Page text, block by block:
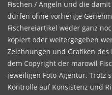
Fischen / Angeln und die
dürfen ohne vorherige
Fischereiartikel weder ganz
kopiert oder weitergegeben
Zeichnungen und Grafiken
dem Copyright der marowil
jeweiligen Foto-Agentur. Trotz
Kontrolle auf Konsistenz und